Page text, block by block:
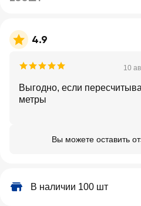
4.9
10
Выгодно, если
метры
Вы можете оставить
В наличии 100 шт